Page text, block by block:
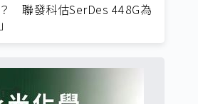
聯發科估SerDes 448G為